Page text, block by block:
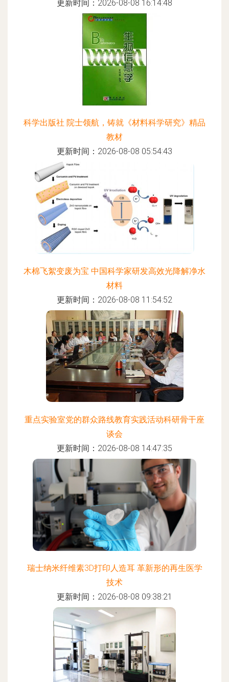
更新时间：2026-08-08 16:14:48
科学出版社 院士领航，铸就《材料科学研究》精品
教材
更新时间：2026-08-08 05:54:43
木棉飞絮变废为宝 中国科学家研发高效光降解净水
材料
更新时间：2026-08-08 11:54:52
重点实验室党的群众路线教育实践活动科研骨干座
谈会
更新时间：2026-08-08 14:47:35
瑞士纳米纤维素3D打印人造耳 革新形的再生医学
技术
更新时间：2026-08-08 09:38:21